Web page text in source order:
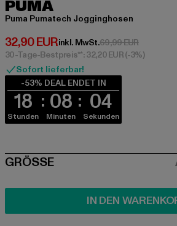
PUMA
Puma Pumatech Jogginghosen
32,90 EUR
Derzeitiger Preis: 32,90 EUR
inkl. MwSt.69,99 EUR
30-Tage-Bestpreis**: 32,20 EUR(-3%)
Sofort lieferbar!
-53% DEAL ENDET IN
18
Stunden
08
Minuten
04
Sekunden
SIZE
GRÖSSE
IN DEN